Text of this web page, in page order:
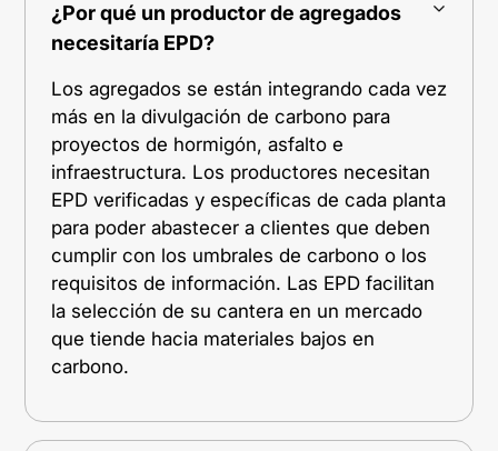
¿Por qué un productor de agregados
necesitaría EPD?
Los agregados se están integrando cada vez
más en la divulgación de carbono para
proyectos de hormigón, asfalto e
infraestructura. Los productores necesitan
EPD verificadas y específicas de cada planta
para poder abastecer a clientes que deben
cumplir con los umbrales de carbono o los
requisitos de información. Las EPD facilitan
la selección de su cantera en un mercado
que tiende hacia materiales bajos en
carbono.